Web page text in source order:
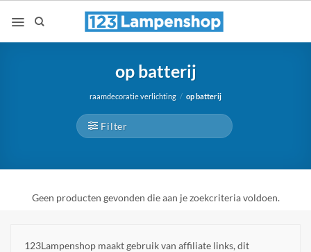
naar
op batterij
raamdecoratie verlichting / op batterij
Filter
Geen producten gevonden die aan je zoekcriteria voldoen.
123Lampenshop maakt gebruik van affiliate links, dit